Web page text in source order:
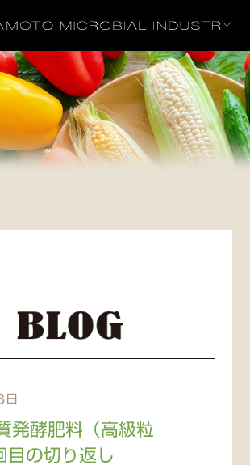
発酵肥料（高級粒
目の切り返し